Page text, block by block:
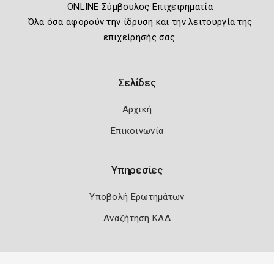
ONLINE Σύμβουλος Επιχειρηματία
Όλα όσα αφορούν την ίδρυση και την λειτουργία της
επιχείρησής σας.
Σελίδες
Αρχική
Επικοινωνία
Υπηρεσίες
Υποβολή Ερωτημάτων
Αναζήτηση ΚΑΔ